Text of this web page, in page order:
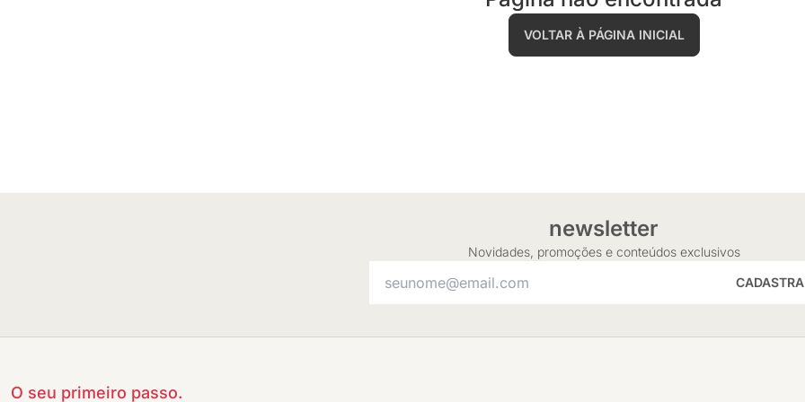
VOLTAR À PÁGINA INICIAL
newsletter
Novidades, promoções e conteúdos exclusivos
O seu primeiro passo.